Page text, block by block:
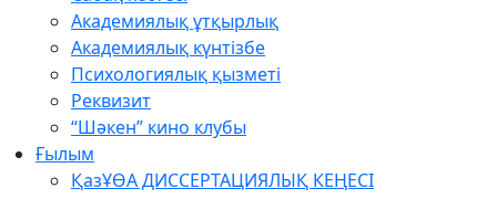
Академиялық ұтқырлық
Академиялық күнтізбе
Психологиялық қызметі
Реквизит
“Шәкен” кино клубы
Ғылым
ҚазҰӨА ДИССЕРТАЦИЯЛЫҚ КЕҢЕСІ